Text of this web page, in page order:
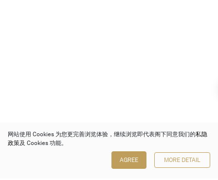
网站使用 Cookies 为您更完善浏览体验，继续浏览即代表阁下同意我们的私隐
政策及 Cookies 功能。
AGREE MORE DETAIL